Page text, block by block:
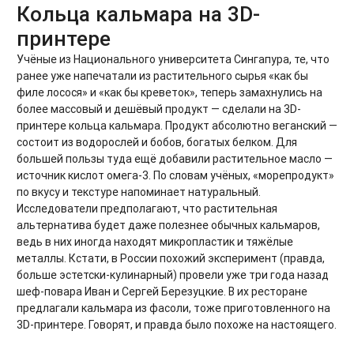
Кольца кальмара на 3D-
принтере
Учёные из Национального университета Сингапура, те, что
ранее уже напечатали из растительного сырья «как бы
филе лосося» и «как бы креветок», теперь замахнулись на
более массовый и дешёвый продукт — сделали на 3D-
принтере кольца кальмара. Продукт абсолютно веганский —
состоит из водорослей и бобов, богатых белком. Для
большей пользы туда ещё добавили растительное масло —
источник кислот омега-3. По словам учёных, «морепродукт»
по вкусу и текстуре напоминает натуральный.
Исследователи предполагают, что растительная
альтернатива будет даже полезнее обычных кальмаров,
ведь в них иногда находят микропластик и тяжёлые
металлы. Кстати, в России похожий эксперимент (правда,
больше эстетски-кулинарный) провели уже три года назад
шеф-повара Иван и Сергей Березуцкие. В их ресторане
предлагали кальмара из фасоли, тоже приготовленного на
3D-принтере. Говорят, и правда было похоже на настоящего.